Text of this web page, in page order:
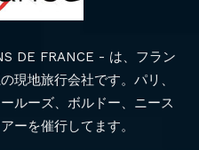
DE FRANCE - は、フラン
現地旅行会社です。パリ、
ルーズ、ボルドー、ニース
ーを催行してます。